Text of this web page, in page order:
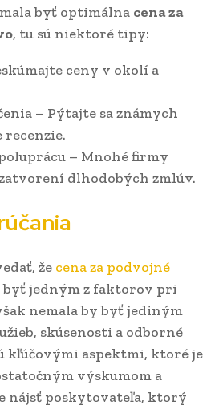
byť optimálna cena za
, tu sú niektoré tipy:
ceny v okolí a
– Pýtajte sa známych
recenzie.
– Mnohé firmy
dlhodobých zmlúv.
že cena za podvojné
byť jedným z faktorov pri
nemala by byť jediným
skúsenosti a odborné
kľúčovými aspektmi, ktoré je
výskumom a
nájsť poskytovateľa, ktorý